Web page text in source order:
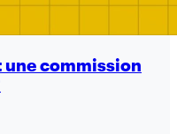
commission